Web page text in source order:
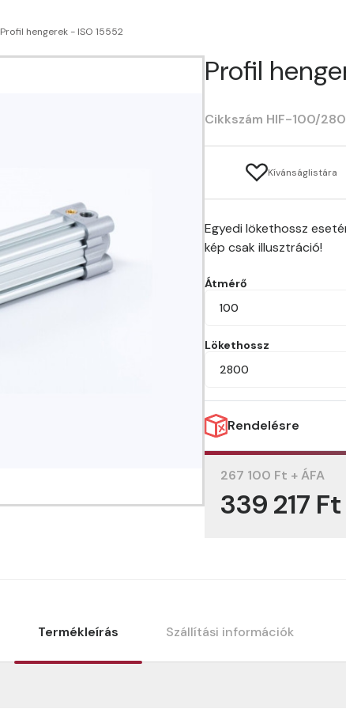
Profil hengerek - ISO 15552
Profil
Cikkszám HIF-100/
Kívánságlistára
Egyedi lökethossz
kép csak illusztráció!
Átmérő
100
Lökethossz
2800
Rendelésre
267 100 Ft + ÁFA
339 217 Ft
Termékleírás Szállítási információk